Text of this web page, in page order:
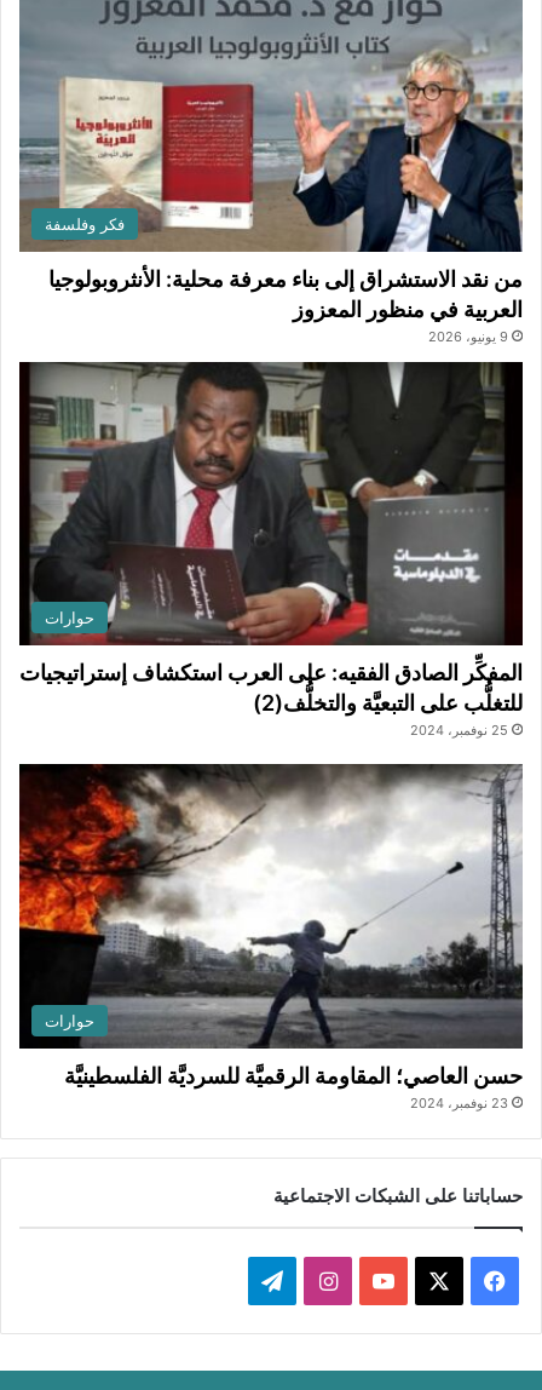
فكر وفلسفة
من نقد الاستشراق إلى بناء معرفة محلية: الأنثروبولوجيا
العربية في منظور المعزوز
9 يونيو، 2026
حوارات
المفكِّر الصادق الفقيه: على العرب استكشاف إستراتيجيات
للتغلُّب على التبعيَّة والتخلُّف(2)
25 نوفمبر، 2024
حوارات
حسن العاصي؛ المقاومة الرقميَّة للسرديَّة الفلسطينيَّة
23 نوفمبر، 2024
حساباتنا على الشبكات الاجتماعية
ي
س
X
Y
o
ن
س
ي
ل